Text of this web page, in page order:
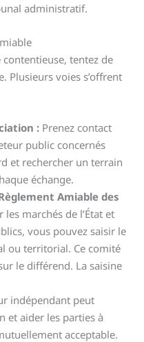
administratif.
tentez de
Plusieurs voies s’offrent
: Prenez contact
public concernés
et rechercher un terrain
échange.
Amiable des
les marchés de l’État et
vous pouvez saisir le
ou territorial. Ce comité
le différend. La saisine
indépendant peut
et aider les parties à
acceptable.